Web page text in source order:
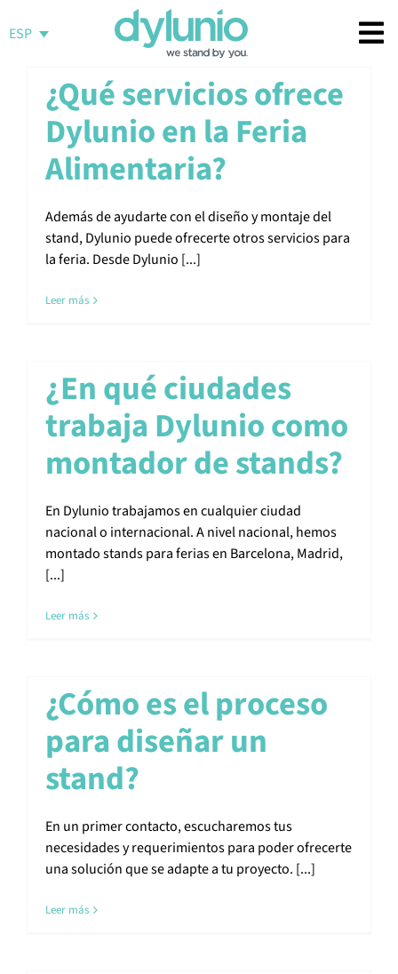
ESP
¿Qué servicios ofrece
Dylunio en la Feria
Alimentaria?
Además de ayudarte con el diseño y montaje del
stand, Dylunio puede ofrecerte otros servicios para
la feria. Desde Dylunio [...]
Leer más
¿En qué ciudades
trabaja Dylunio como
montador de stands?
En Dylunio trabajamos en cualquier ciudad
nacional o internacional. A nivel nacional, hemos
montado stands para ferias en Barcelona, Madrid,
[...]
Leer más
¿Cómo es el proceso
para diseñar un
stand?
En un primer contacto, escucharemos tus
necesidades y requerimientos para poder ofrecerte
una solución que se adapte a tu proyecto. [...]
Leer más